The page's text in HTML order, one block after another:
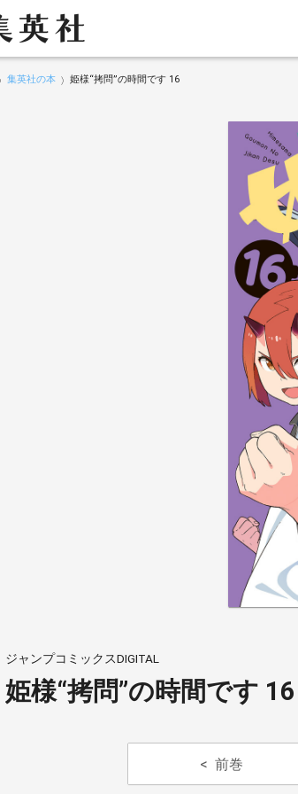
集英社の本 姫様“拷問”の時間です 16
ジャンプコミックスDIGITAL
姫様“拷問”の時間です 16
前巻